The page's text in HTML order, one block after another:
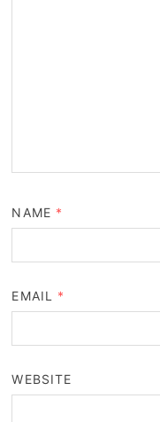
NAME *
EMAIL *
WEBSITE